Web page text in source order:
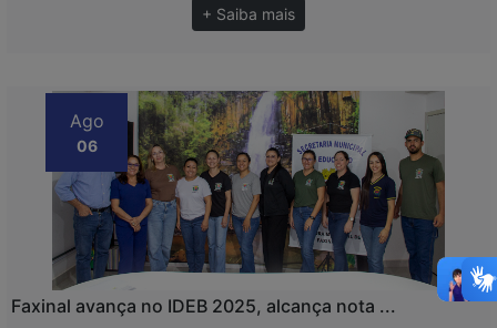
+ Saiba mais
Ago
06
Faxinal avança no IDEB 2025, alcança nota ...